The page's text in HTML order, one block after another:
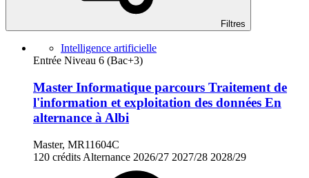
Filtres
Intelligence artificielle
Entrée Niveau 6 (Bac+3)
Master Informatique parcours Traitement de
l'information et exploitation des données En
alternance à Albi
Master, MR11604C
120 crédits Alternance 2026/27 2027/28 2028/29